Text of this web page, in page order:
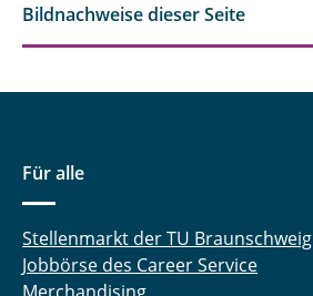
Bildnachweise dieser Seite
Für alle
Stellenmarkt der TU Braunschweig
Jobbörse des Career Service